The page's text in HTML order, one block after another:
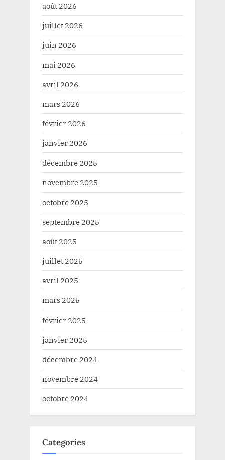
août 2026
juillet 2026
juin 2026
mai 2026
avril 2026
mars 2026
février 2026
janvier 2026
décembre 2025
novembre 2025
octobre 2025
septembre 2025
août 2025
juillet 2025
avril 2025
mars 2025
février 2025
janvier 2025
décembre 2024
novembre 2024
octobre 2024
Categories